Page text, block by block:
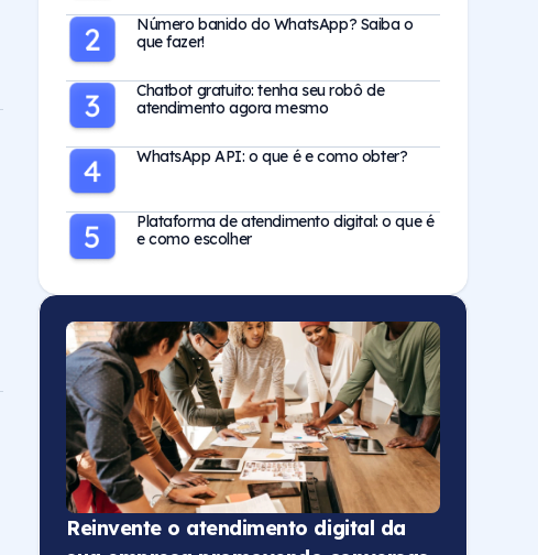
Número banido do WhatsApp? Saiba o
que fazer!
Chatbot gratuito: tenha seu robô de
atendimento agora mesmo
WhatsApp API: o que é e como obter?
Plataforma de atendimento digital: o que é
e como escolher
Reinvente o atendimento digital da